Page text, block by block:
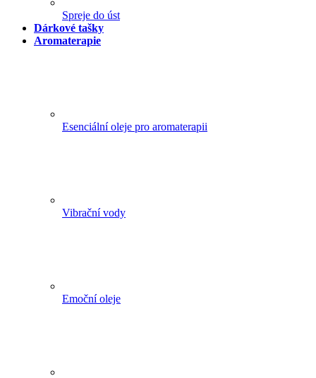
Spreje do úst
Dárkové tašky
Aromaterapie
Esenciální oleje pro aromaterapii
Vibrační vody
Emoční oleje